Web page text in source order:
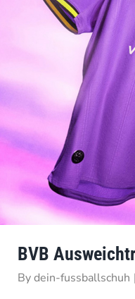
BVB
Bydein-fussballschuh |